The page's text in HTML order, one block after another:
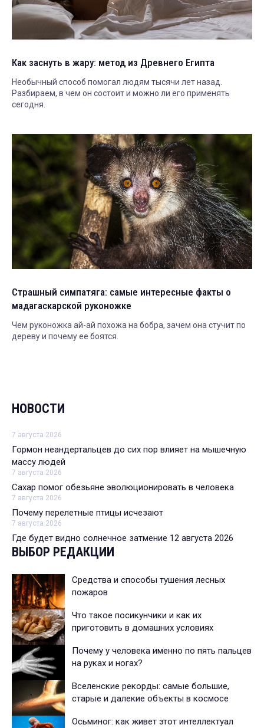
Как заснуть в жару: метод из Древнего Египта
Необычный способ помогал людям тысячи лет назад.
Разбираем, в чем он состоит и можно ли его применять
сегодня.
Страшный симпатяга: самые интересные факты о
мадагаскарской руконожке
Чем руконожка ай-ай похожа на бобра, зачем она стучит по
дереву и почему ее боятся.
НОВОСТИ
7 августа 2026
Гормон неандертальцев до сих пор влияет на мышечную
массу людей
7 августа 2026
Сахар помог обезьяне эволюционировать в человека
7 августа 2026
Почему перелетные птицы исчезают
7 августа 2026
Где будет видно солнечное затмение 12 августа 2026
ВЫБОР РЕДАКЦИИ
Средства и способы тушения лесных
пожаров
Что такое посикунчики и как их
приготовить в домашних условиях
Почему у человека именно по пять пальцев
на руках и ногах?
Вселенские рекорды: самые большие,
старые и далекие объекты в космосе
Осьминог: как живет этот интеллектуал